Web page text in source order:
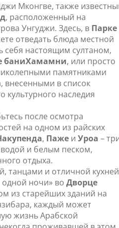
Мконгве, также
, расположенный на
Унгуджи. Здесь, в Парке
отведать блюда местной
себя настоящим султаном,
баниХамамни, или просто
памятниками
внесенными в список
культурного наследия
после осмотра
на одном из райских
, Паже и Уроа –
и белым песком,
отдыха.
танцами и отличной кухней
ночи» во Дворце
из старейших зданий на
каждый может
жизнь Арабской